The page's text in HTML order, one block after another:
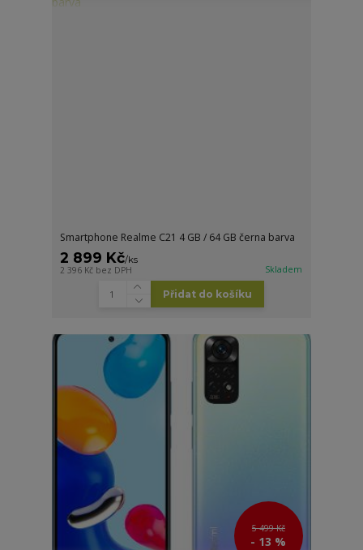
Smartphone Realme C21 4 GB / 64 GB černa barva
2 899 Kč/ks
2 396 Kč bez DPH Skladem
Přidat do košíku
5 499 Kč
- 13 %